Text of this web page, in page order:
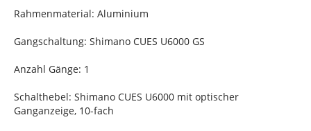
Rahmenmaterial: Aluminium
Gangschaltung: Shimano CUES U6000 GS
Anzahl Gänge: 1
Schalthebel: Shimano CUES U6000 mit optischer
Ganganzeige, 10-fach